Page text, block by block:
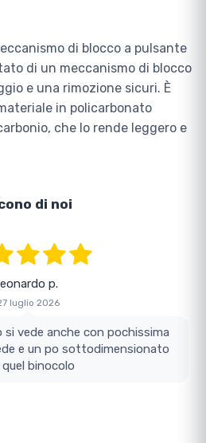
di blocco a pulsante
di un meccanismo di blocco
e una rimozione sicuri. È
in policarbonato
che lo rende leggero e
di noi
p.
luglio 2026
e un po sottodimensionato
binocolo